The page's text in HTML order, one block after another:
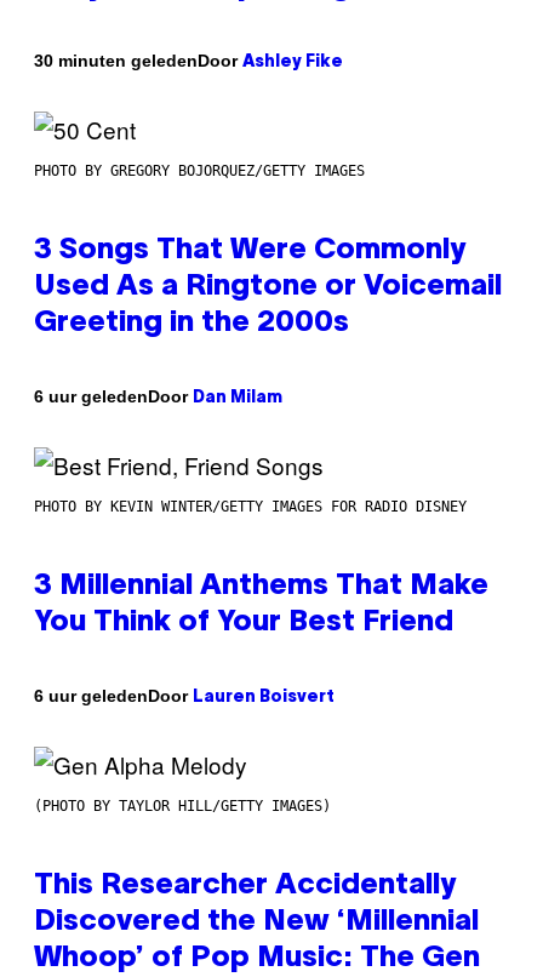
30 minuten geledenDoor Ashley Fike
PHOTO BY GREGORY BOJORQUEZ/GETTY IMAGES
3 Songs That Were Commonly
Used As a Ringtone or Voicemail
Greeting in the 2000s
6 uur geledenDoor Dan Milam
PHOTO BY KEVIN WINTER/GETTY IMAGES FOR RADIO DISNEY
3 Millennial Anthems That Make
You Think of Your Best Friend
6 uur geledenDoor Lauren Boisvert
(PHOTO BY TAYLOR HILL/GETTY IMAGES)
This Researcher Accidentally
Discovered the New ‘Millennial
Whoop’ of Pop Music: The Gen